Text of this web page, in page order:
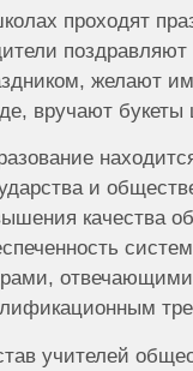
проходят
желают
вручают букеты
и
качества
учителей